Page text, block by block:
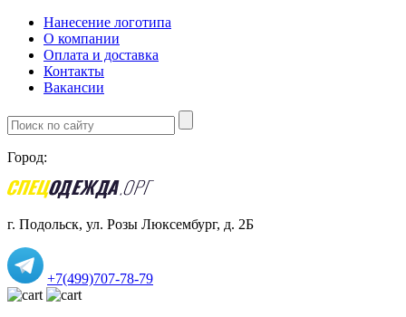
Нанесение логотипа
О компании
Оплата и доставка
Контакты
Вакансии
Город:
г. Подольск, ул. Розы Люксембург, д. 2Б
+7(499)707-78-79